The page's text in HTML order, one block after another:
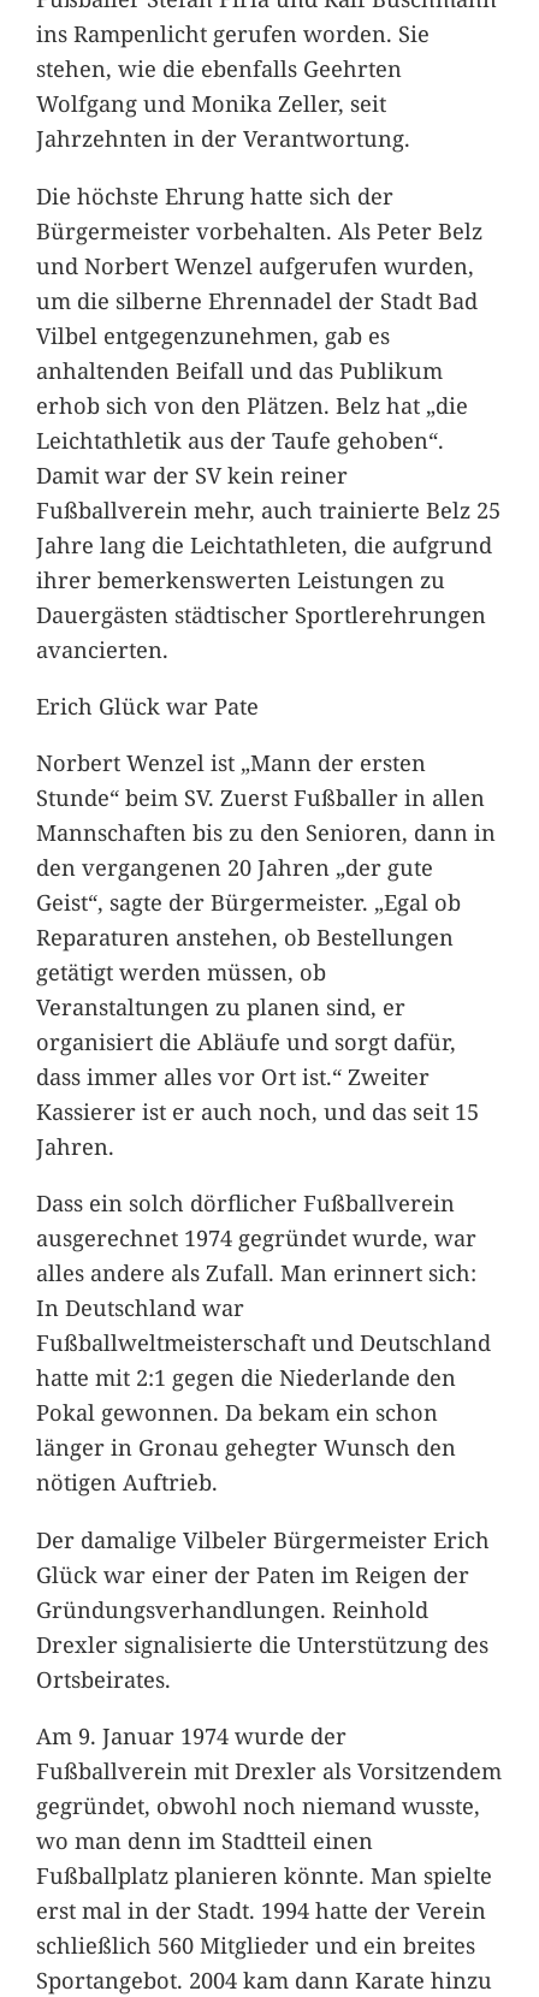
ins Rampenlicht gerufen worden. Sie
stehen, wie die ebenfalls Geehrten
Wolfgang und Monika Zeller, seit
Jahrzehnten in der Verantwortung.
Die höchste Ehrung hatte sich der
Bürgermeister vorbehalten. Als Peter Belz
und Norbert Wenzel aufgerufen wurden,
um die silberne Ehrennadel der Stadt Bad
Vilbel entgegenzunehmen, gab es
anhaltenden Beifall und das Publikum
erhob sich von den Plätzen. Belz hat „die
Leichtathletik aus der Taufe gehoben“.
Damit war der SV kein reiner
Fußballverein mehr, auch trainierte Belz 25
Jahre lang die Leichtathleten, die aufgrund
ihrer bemerkenswerten Leistungen zu
Dauergästen städtischer Sportlerehrungen
avancierten.
Erich Glück war Pate
Norbert Wenzel ist „Mann der ersten
Stunde“ beim SV. Zuerst Fußballer in allen
Mannschaften bis zu den Senioren, dann in
den vergangenen 20 Jahren „der gute
Geist“, sagte der Bürgermeister. „Egal ob
Reparaturen anstehen, ob Bestellungen
getätigt werden müssen, ob
Veranstaltungen zu planen sind, er
organisiert die Abläufe und sorgt dafür,
dass immer alles vor Ort ist.“ Zweiter
Kassierer ist er auch noch, und das seit 15
Jahren.
Dass ein solch dörflicher Fußballverein
ausgerechnet 1974 gegründet wurde, war
alles andere als Zufall. Man erinnert sich:
In Deutschland war
Fußballweltmeisterschaft und Deutschland
hatte mit 2:1 gegen die Niederlande den
Pokal gewonnen. Da bekam ein schon
länger in Gronau gehegter Wunsch den
nötigen Auftrieb.
Der damalige Vilbeler Bürgermeister Erich
Glück war einer der Paten im Reigen der
Gründungsverhandlungen. Reinhold
Drexler signalisierte die Unterstützung des
Ortsbeirates.
Am 9. Januar 1974 wurde der
Fußballverein mit Drexler als Vorsitzendem
gegründet, obwohl noch niemand wusste,
wo man denn im Stadtteil einen
Fußballplatz planieren könnte. Man spielte
erst mal in der Stadt. 1994 hatte der Verein
schließlich 560 Mitglieder und ein breites
Sportangebot. 2004 kam dann Karate hinzu